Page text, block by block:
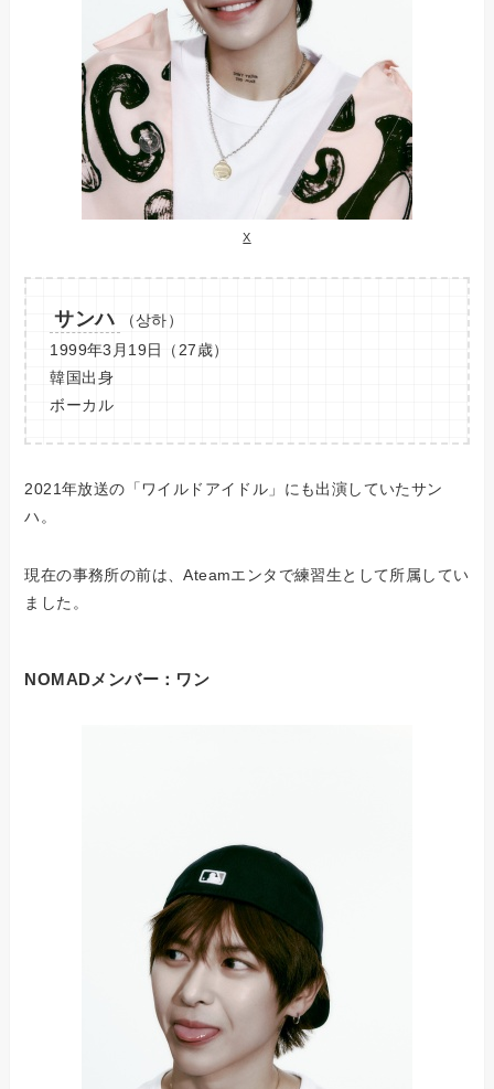
X
サンハ
（상하）
1999年3月19日（27歳）
韓国出身
ボーカル
2021年放送の「ワイルドアイドル」にも出演していたサン
ハ。
現在の事務所の前は、Ateamエンタで練習生として所属してい
ました。
NOMADメンバー：ワン